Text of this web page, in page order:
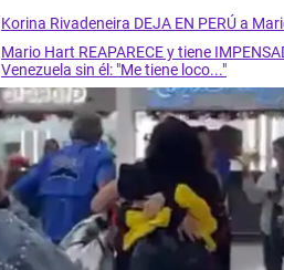
Korina Rivadeneira DEJA EN PERÚ a
Mario Hart REAPARECE y tiene
Venezuela sin él: "Me tiene loco..."